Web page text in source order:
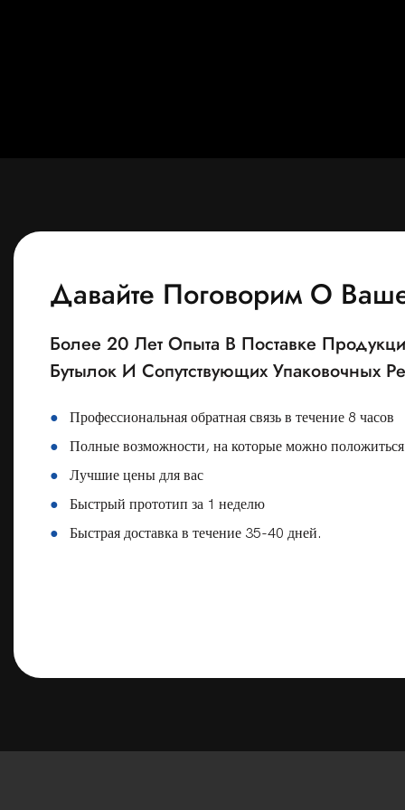
Давайте Поговорим О
Более 20 Лет Опыта В Поставке
Бутылок И Сопутствующих Упаковочных
●
Профессиональная обратная связь в течение 8 часов
●
Полные возможности, на которые можно положиться
●
Лучшие цены для вас
●
Быстрый прототип за 1 неделю
●
Быстрая доставка в течение 35-40 дней.